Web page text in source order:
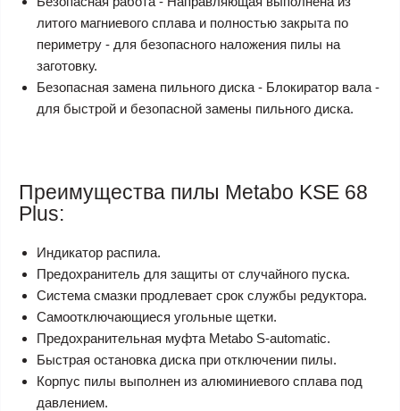
литого магниевого сплава и полностью закрыта по
периметру - для безопасного наложения пилы на
заготовку.
Безопасная замена пильного диска - Блокиратор вала -
для быстрой и безопасной замены пильного диска.
Преимущества пилы Metabo KSE 68
Plus:
Индикатор распила.
Предохранитель для защиты от случайного пуска.
Система смазки продлевает срок службы редуктора.
Самоотключающиеся угольные щетки.
Предохранительная муфта Metabo S-automatic.
Быстрая остановка диска при отключении пилы.
Корпус пилы выполнен из алюминиевого сплава под
давлением.